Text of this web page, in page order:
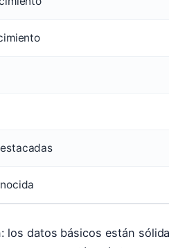
los datos básicos están